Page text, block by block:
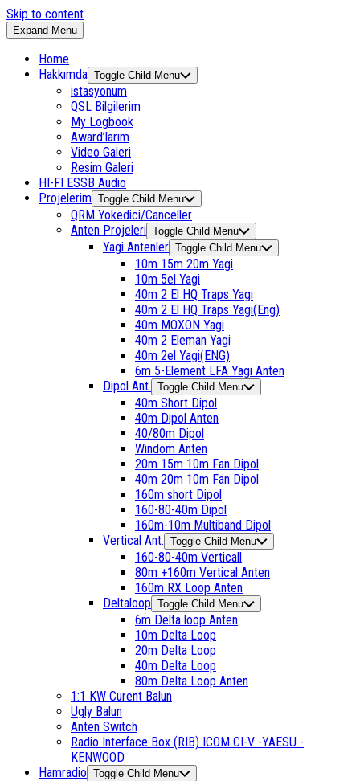
Skip to content
Expand Menu
Home
Hakkımda Toggle Child Menu
istasyonum
QSL Bilgilerim
My Logbook
Award’larım
Video Galeri
Resim Galeri
HI-FI ESSB Audio
Projelerim Toggle Child Menu
QRM Yokedici/Canceller
Anten Projeleri Toggle Child Menu
Yagi Antenler Toggle Child Menu
10m 15m 20m Yagi
10m 5el Yagi
40m 2 El HQ Traps Yagi
40m 2 El HQ Traps Yagi(Eng)
40m MOXON Yagi
40m 2 Eleman Yagi
40m 2el Yagi(ENG)
6m 5-Element LFA Yagi Anten
Dipol Ant. Toggle Child Menu
40m Short Dipol
40m Dipol Anten
40/80m Dipol
Windom Anten
20m 15m 10m Fan Dipol
40m 20m 10m Fan Dipol
160m short Dipol
160-80-40m Dipol
160m-10m Multiband Dipol
Vertical Ant. Toggle Child Menu
160-80-40m Verticall
80m +160m Vertical Anten
160m RX Loop Anten
Deltaloop Toggle Child Menu
6m Delta loop Anten
10m Delta Loop
20m Delta Loop
40m Delta Loop
80m Delta Loop Anten
1:1 KW Curent Balun
Ugly Balun
Anten Switch
Radio Interface Box (RIB) ICOM CI-V -YAESU -
KENWOOD
Hamradio Toggle Child Menu